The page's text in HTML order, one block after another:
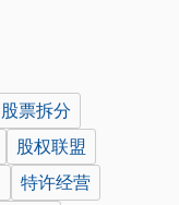
股票拆分
股权联盟
特许经营